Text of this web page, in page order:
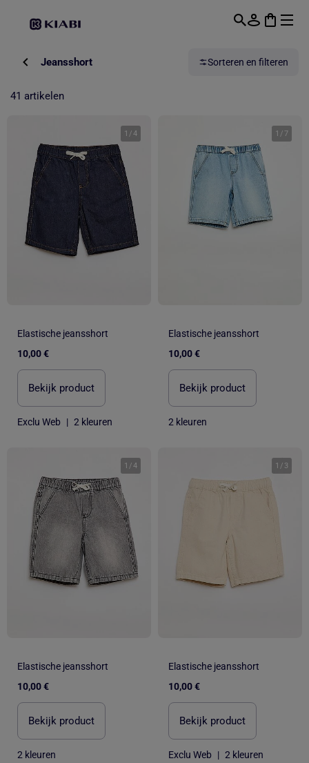
Jeansshort Sorteren en filteren
41 artikelen
1 /4
Elastische jeansshort
10,00 €
Bekijk product
Exclu Web | 2 kleuren
1 / 7
Elastische jeansshort
10,00 €
Bekijk product
2 kleuren
1 /4
Elastische jeansshort
10,00 €
Bekijk product
2 kleuren
1 / 3
Elastische jeansshort
10,00 €
Bekijk product
Exclu Web | 2 kleuren